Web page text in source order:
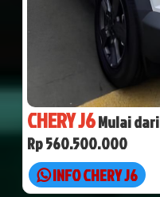
CHERY J6Mulai dari
Rp 560.500.000
INFO CHERY J6